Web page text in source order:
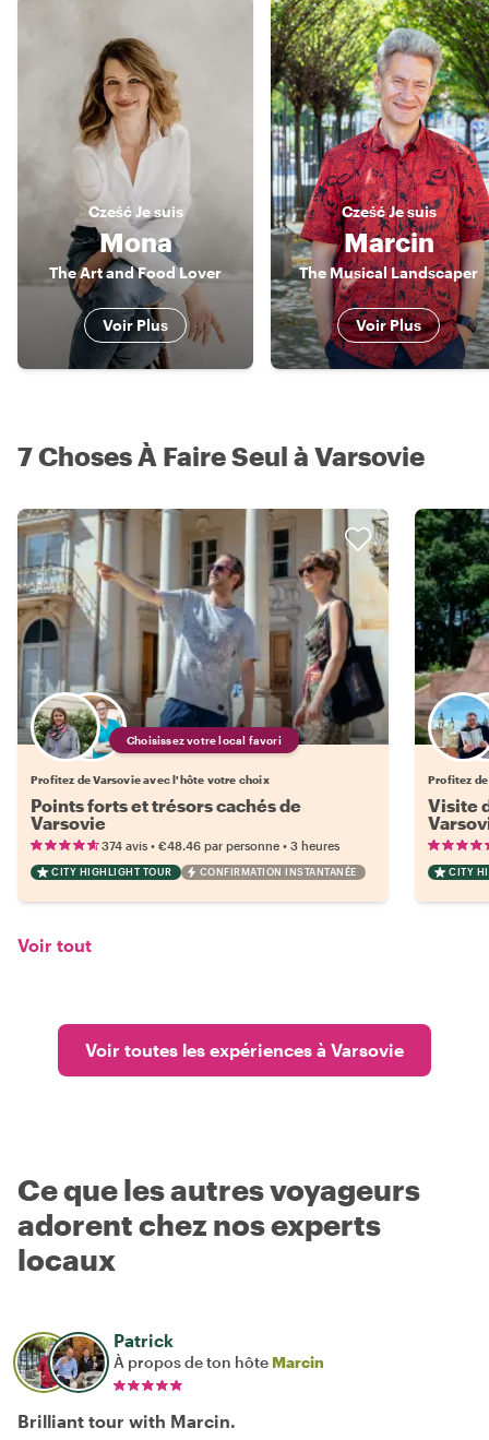
Cześć Je suis
Mona
The Art and Food Lover
Voir Plus
CześćJe suis
Marcin
The Musical Landscaper
Voir Plus
7 Choses À Faire Seul à Varsovie
Choisissez votre local favori
Profitez de Varsovie avec l'hôte votre choix
Points forts et trésors cachés de
Varsovie
374 avis • €48.46 par personne • 3 heures
CITY HIGHLIGHT TOUR CONFIRMATION INSTANTANÉE
Profitez
Visite
CITY
Voir tout
Voir toutes les expériences à Varsovie
Ce que les autres voyageurs
adorent chez nos experts
locaux
Patrick
À propos de ton hôte Marcin
Brilliant tour with Marcin.